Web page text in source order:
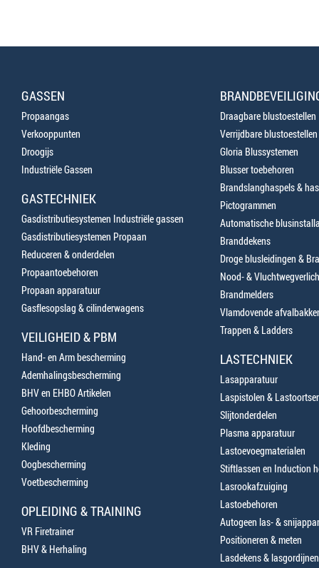
GASSEN
Propaangas
Verkooppunten
Droogijs
Industriële Gassen
GASTECHNIEK
Gasdistributiesystemen Industriële gassen
Gasdistributiesystemen Propaan
Reduceren & onderdelen
Propaantoebehoren
Propaan apparatuur
Gasflesopslag & cilinderwagens
VEILIGHEID & PBM
Hand- en Arm bescherming
Ademhalingsbescherming
BHV en EHBO Artikelen
Gehoorbescherming
Hoofdbescherming
Kleding
Oogbescherming
Voetbescherming
OPLEIDING & TRAINING
VR Firetrainer
BHV & Herhaling
Draagbare blustoestellen
Verrijdbare blustoestellen
Gloria Blussystemen
Blusser toebehoren
Brandslanghaspels &
Pictogrammen
Automatische
Branddekens
Droge blusleidingen &
Nood- &
Brandmelders
Vlamdovende
Trappen & Ladders
LASTECHNIEK
Lasapparatuur
Laspistolen &
Slijtonderdelen
Plasma apparatuur
Lastoevoegmaterialen
Stiftlassen en Induction
Lasrookafzuiging
Lastoebehoren
Autogeen las- &
Positioneren & meten
Lasdekens & lasgordijnen